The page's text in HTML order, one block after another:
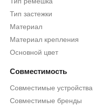
Тип застежки
Материал
Материал крепления
Основной цвет
Совместимость
Совместимые устройства
Совместимые бренды